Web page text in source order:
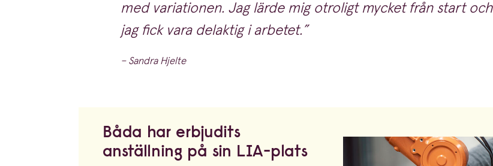
med variationen. Jag lärde mig otroligt mycket från start och
jag fick vara delaktig i arbetet.
– Sandra Hjelte
Båda har erbjudits
anställning på sin LIA-plats